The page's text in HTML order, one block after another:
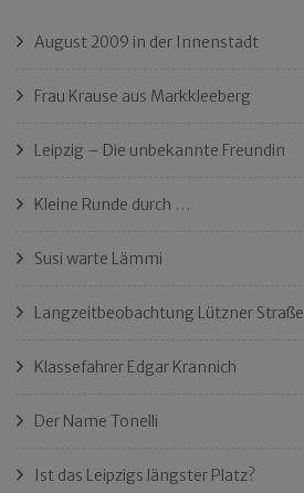
August 2009 in der Innenstadt
Frau Krause aus Markkleeberg
Leipzig – Die unbekannte Freundin
Kleine Runde durch …
Susi warte Lämmi
Langzeitbeobachtung Lützner Straße
Klassefahrer Edgar Krannich
Der Name Tonelli
Ist das Leipzigs längster Platz?